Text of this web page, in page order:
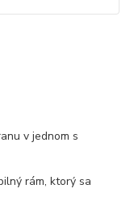
v jednom s
rám, ktorý sa